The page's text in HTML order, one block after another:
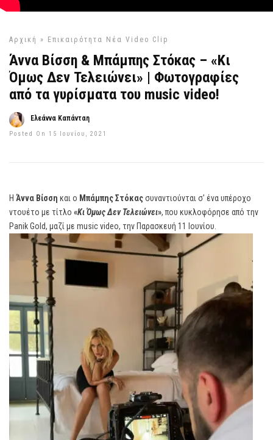
Αρχική » Επικαιρότητα Νέα Video Clip
Άννα Βίσση & Μπάμπης Στόκας – «Κι
Όμως Δεν Τελειώνει» | Φωτογραφίες
από τα γυρίσματα του music video!
Ελεάννα Καπάνταη
Posted On 15 Ιουνίου, 2021
Η Άννα Βίσση και ο Μπάμπης Στόκαςσυναντιούνται σ’ ένα υπέροχο
ντουέτο με τίτλο «Κι Όμως Δεν Τελειώνει», που κυκλοφόρησε από την
Panik Gold, μαζί με music video, την Παρασκευή 11 Ιουνίου.